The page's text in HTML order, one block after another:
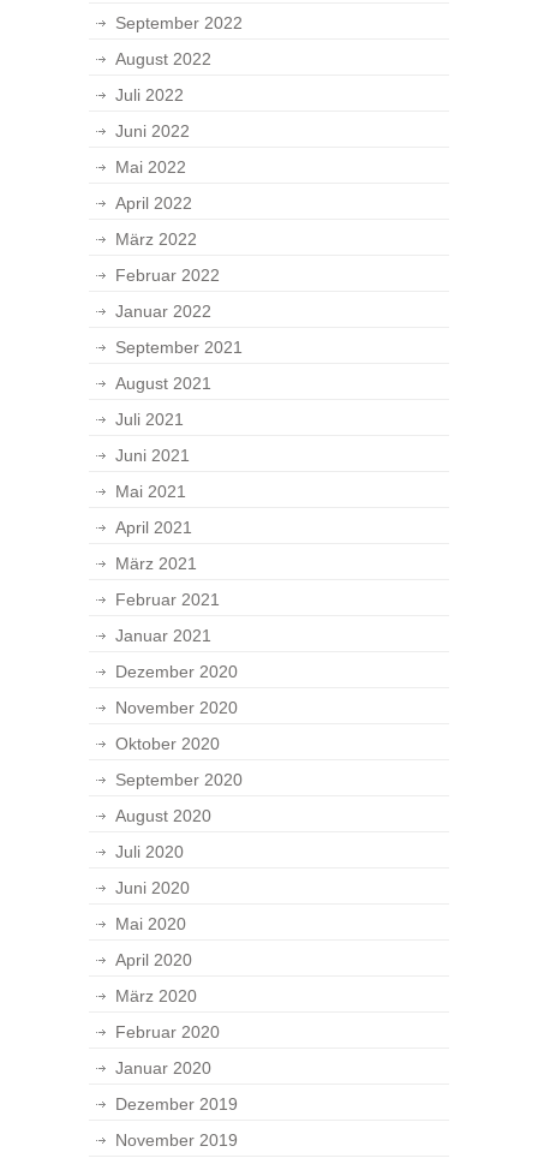
September 2022
August 2022
Juli 2022
Juni 2022
Mai 2022
April 2022
März 2022
Februar 2022
Januar 2022
September 2021
August 2021
Juli 2021
Juni 2021
Mai 2021
April 2021
März 2021
Februar 2021
Januar 2021
Dezember 2020
November 2020
Oktober 2020
September 2020
August 2020
Juli 2020
Juni 2020
Mai 2020
April 2020
März 2020
Februar 2020
Januar 2020
Dezember 2019
November 2019